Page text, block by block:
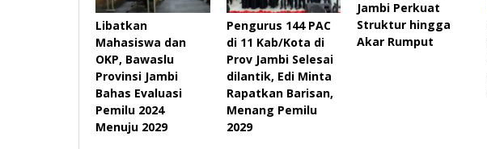
Libatkan
Mahasiswa dan
OKP, Bawaslu
Provinsi Jambi
Bahas Evaluasi
Pemilu 2024
Menuju 2029
Pengurus 144 PAC
di 11 Kab/Kota di
Prov Jambi Selesai
dilantik, Edi Minta
Rapatkan Barisan,
Menang Pemilu
2029
Jambi Perkuat
Struktur hingga
Akar Rumput